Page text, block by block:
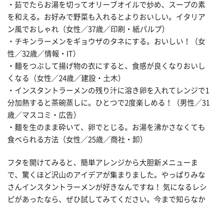
・茹でたらお湯を切ってオリーブオイルで炒め、スープの素
を和える。お好みで野菜も入れるとよりおいしい。イタリア
ン風でおしゃれ（女性／37歳／印刷・紙パルプ）
・チキンラーメンをギョウザのタネにする。おいしい！（女
性／32歳／情報・IT）
・麺をつぶして揚げ物の衣にすると、食感が良くなりおいし
くなる（女性／24歳／建設・土木）
・インスタントラーメンの残り汁に溶き卵を入れてレンジで1
分加熱すると茶碗蒸しに。ひとつで2度楽しめる！（男性／31
歳／マスコミ・広告）
・麺を生のまま砕いて、卵でとじる。お湯を沸かさなくても
食べられる方法（女性／25歳／商社・卸）
フタを開けてみると、簡単アレンジから大胆新メニューま
で、驚くほど沢山のアイデアが集まりました。やっぱりみな
さんインスタントラーメンが好きなんですね！ 気になるレシ
ピがあったなら、ぜひ試してみてください。今まで知らなか